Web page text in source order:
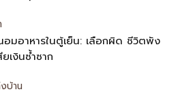
มอาหารในตู้เย็น: เลือกผิด ชีวิตพัง
ยเงินซ้ำซาก
บ้าน